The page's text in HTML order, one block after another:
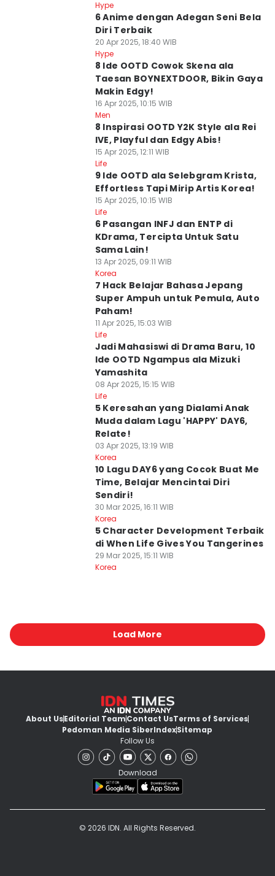
Hype
6 Anime dengan Adegan Seni Bela
Diri Terbaik
20 Apr 2025, 18:40 WIB
Hype
8 Ide OOTD Cowok Skena ala
Taesan BOYNEXTDOOR, Bikin Gaya
Makin Edgy!
16 Apr 2025, 10:15 WIB
Men
8 Inspirasi OOTD Y2K Style ala Rei
IVE, Playful dan Edgy Abis!
15 Apr 2025, 12:11 WIB
Life
9 Ide OOTD ala Selebgram Krista,
Effortless Tapi Mirip Artis Korea!
15 Apr 2025, 10:15 WIB
Life
6 Pasangan INFJ dan ENTP di
KDrama, Tercipta Untuk Satu
Sama Lain!
13 Apr 2025, 09:11 WIB
Korea
7 Hack Belajar Bahasa Jepang
Super Ampuh untuk Pemula, Auto
Paham!
11 Apr 2025, 15:03 WIB
Life
Jadi Mahasiswi di Drama Baru, 10
Ide OOTD Ngampus ala Mizuki
Yamashita
08 Apr 2025, 15:15 WIB
Life
5 Keresahan yang Dialami Anak
Muda dalam Lagu 'HAPPY' DAY6,
Relate!
03 Apr 2025, 13:19 WIB
Korea
10 Lagu DAY6 yang Cocok Buat Me
Time, Belajar Mencintai Diri
Sendiri!
30 Mar 2025, 16:11 WIB
Korea
5 Character Development Terbaik
di When Life Gives You Tangerines
29 Mar 2025, 15:11 WIB
Korea
Load More
About UsEditorial TeamContact UsTerms of Services
Pedoman Media SiberIndexSitemap
Follow Us
Download
© 2026 IDN. All Rights Reserved.